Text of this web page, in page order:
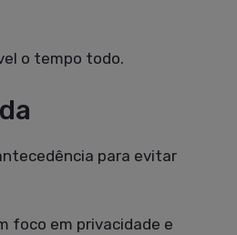
o tempo todo.
para evitar
foco em privacidade e